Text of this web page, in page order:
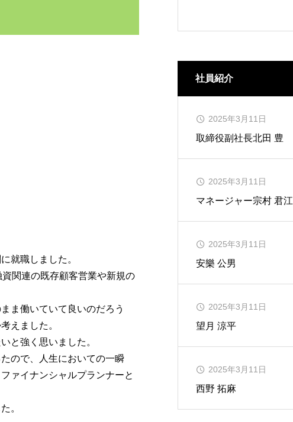
就職しました。
関連の既存顧客営業や新規の
ま働いていて良いのだろう
えました。
と強く思いました。
ので、人生においての一瞬
ァイナンシャルプランナーと
。
社員紹介
取締役副社長北田 豊
2025年3月11日
マネージャー宗村 君江
2025年3月11日
安樂 公男
2025年3月11日
望月 涼平
2025年3月11日
西野 拓麻
2025年3月11日